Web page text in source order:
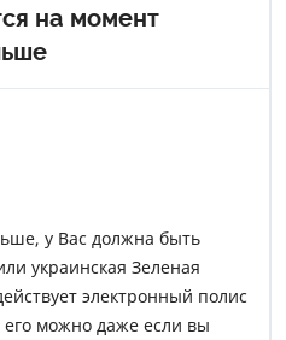
на момент
у Вас должна быть
украинская Зеленая
электронный полис
можно даже если вы